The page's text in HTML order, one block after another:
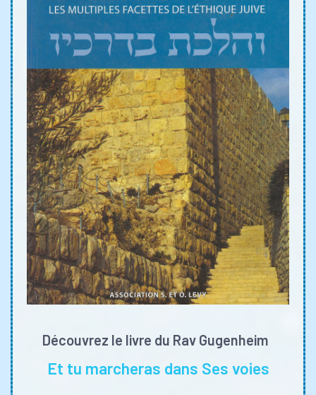
Découvrez le livre du Rav Gugenheim
Et tu marcheras dans Ses voies